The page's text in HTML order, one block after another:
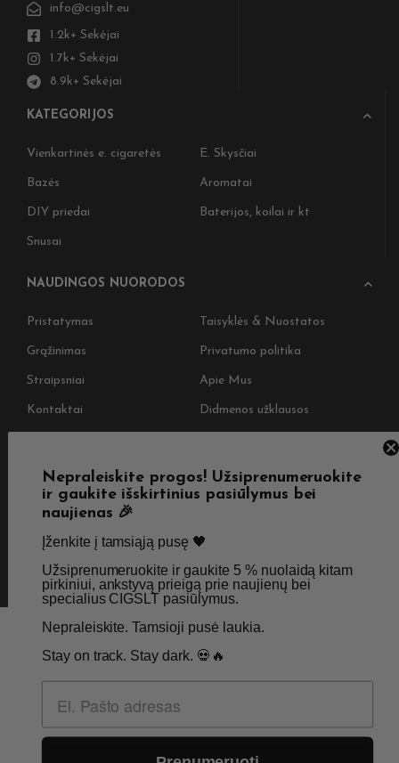
info@cigslt.eu
1.2k+ Sekėjai
1.7k+ Sekėjai
8.9k+ Sekėjai
KATEGORIJOS
Vienkartinės e. cigaretės E. Skysčiai
Bazės Aromatai
DIY priedai Baterijos, koilai ir kt
Snusai
NAUDINGOS NUORODOS
Pristatymas Taisyklės & Nuostatos
Grąžinimas Privatumo politika
Straipsniai Apie Mus
Kontaktai Didmenos užklausos
SKIRTA TIK SUAUGUSIEMS NIKOTINO VARTOTOJAMS.
NETURĖTUMĖTE NAUDOTI ŠIŲ PRODUKTŲ, JEI NEVARTOJATE
Nepraleiskite progos! Užsiprenumeruokite
ir gaukite išskirtinius pasiūlymus bei
naujienas 🎉
Įženkite į tamsiąją pusę 🖤 ​
Užsiprenumeruokite ir gaukite 5 % nuolaidą kitam
pirkiniui, ankstyvą prieigą prie naujienų bei
specialius CIGSLT pasiūlymus. ​
Nepraleiskite. Tamsioji pusė laukia.
Stay on track. Stay dark. 💀🔥